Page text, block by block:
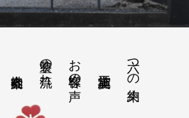
六つの約束
お客様の声
塗装の流れ